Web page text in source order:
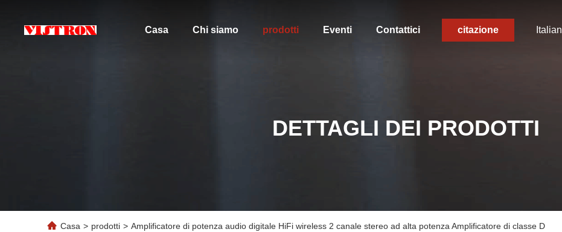
Casa Chi siamo prodotti Eventi Contattici citazione Italian
DETTAGLI DEI PRODOTTI
Casa > prodotti > Amplificatore di potenza audio digitale HiFi wireless 2 canale stereo ad alta potenza Amplificatore di classe D